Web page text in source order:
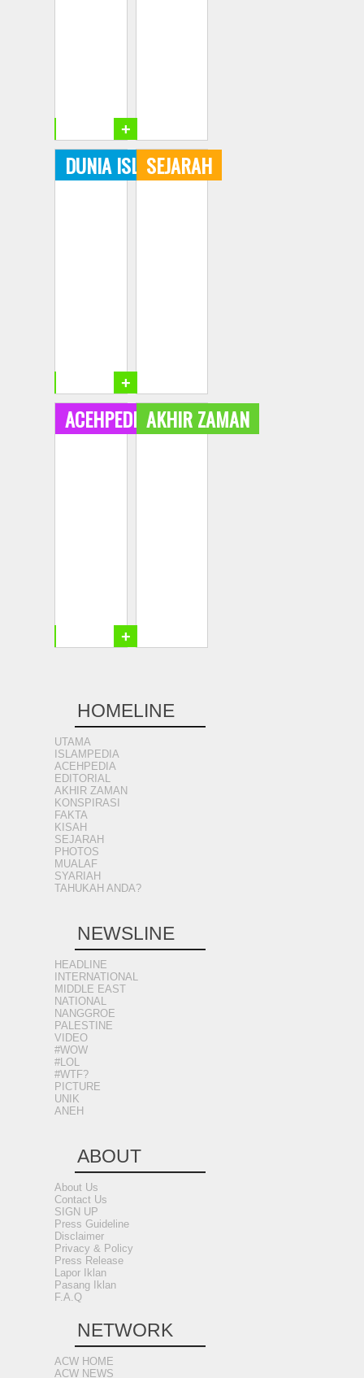
+
DUNIA ISLAMSEJARAH
+
ACEHPEDIAAKHIR ZAMAN
+
HOMELINE
UTAMA
ISLAMPEDIA
ACEHPEDIA
EDITORIAL
AKHIR ZAMAN
KONSPIRASI
FAKTA
KISAH
SEJARAH
PHOTOS
MUALAF
SYARIAH
TAHUKAH ANDA?
NEWSLINE
HEADLINE
INTERNATIONAL
MIDDLE EAST
NATIONAL
NANGGROE
PALESTINE
VIDEO
#WOW
#LOL
#WTF?
PICTURE
UNIK
ANEH
ABOUT
About Us
Contact Us
SIGN UP
Press Guideline
Disclaimer
Privacy & Policy
Press Release
Lapor Iklan
Pasang Iklan
F.A.Q
NETWORK
ACW HOME
ACW NEWS